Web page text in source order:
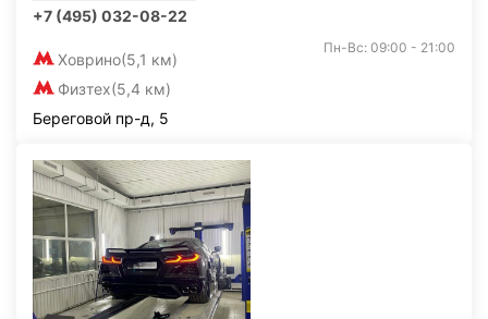
+7 (495) 032-08-22
Ховрино(5,1 км)
Физтех(5,4 км)
Пн-Вс: 09:00 - 21:00
Береговой пр-д, 5